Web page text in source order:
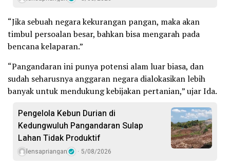
“Jika sebuah negara kekurangan pangan, maka akan
timbul persoalan besar, bahkan bisa mengarah pada
bencana kelaparan.”
“Pangandaran ini punya potensi alam luar biasa, dan
sudah seharusnya anggaran negara dialokasikan lebih
banyak untuk mendukung kebijakan pertanian,” ujar Ida.
Pengelola Kebun Durian di
Kedungwuluh Pangandaran Sulap
Lahan Tidak Produktif ‎
lensapriangan 5/08/2026